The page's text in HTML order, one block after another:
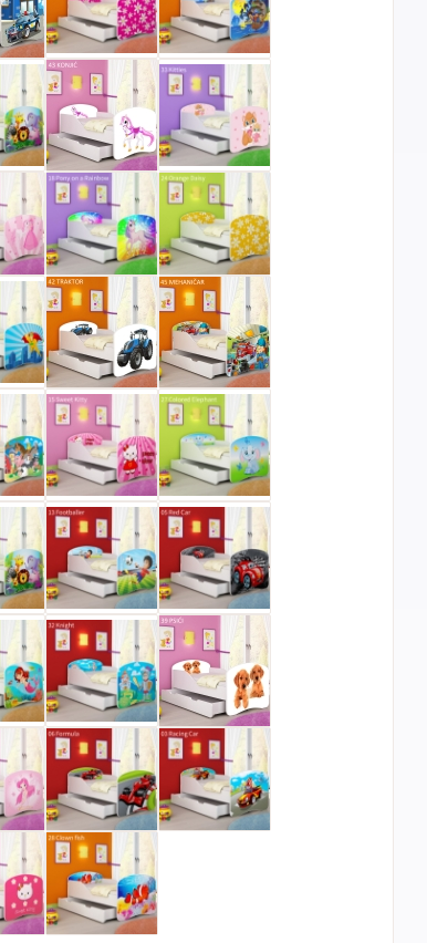
Sve
banke
Master Jednokratno
Sve
banke
Maestro Jednokratno
ECC Discover Jednokratno